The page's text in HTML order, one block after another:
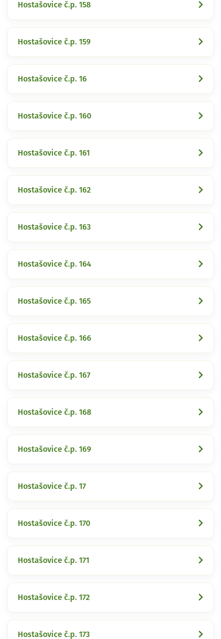
Hostašovice č.p. 158
Hostašovice č.p. 159
Hostašovice č.p. 16
Hostašovice č.p. 160
Hostašovice č.p. 161
Hostašovice č.p. 162
Hostašovice č.p. 163
Hostašovice č.p. 164
Hostašovice č.p. 165
Hostašovice č.p. 166
Hostašovice č.p. 167
Hostašovice č.p. 168
Hostašovice č.p. 169
Hostašovice č.p. 17
Hostašovice č.p. 170
Hostašovice č.p. 171
Hostašovice č.p. 172
Hostašovice č.p. 173